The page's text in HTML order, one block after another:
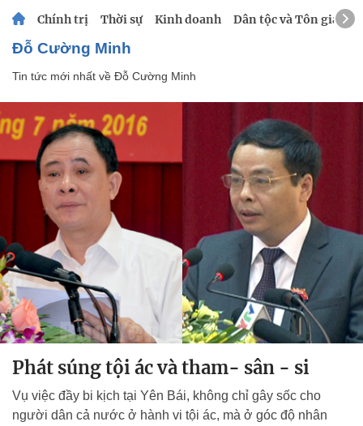
Chính trị Thời sự Kinh doanh Dân tộc và Tôn giáo
Đỗ Cường Minh
Tin tức mới nhất về Đỗ Cường Minh
Phát súng tội ác và tham- sân - si
Vụ việc đầy bi kịch tại Yên Bái, không chỉ gây sốc cho
người dân cả nước ở hành vi tội ác, mà ở góc độ nhân